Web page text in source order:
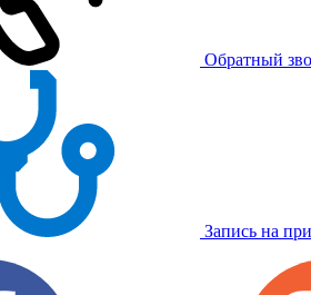
Обратный
Запись на